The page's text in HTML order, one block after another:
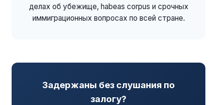
делах об убежище, habeas corpus и срочных
иммиграционных вопросах по всей стране.
Задержаны без слушания по
залогу?